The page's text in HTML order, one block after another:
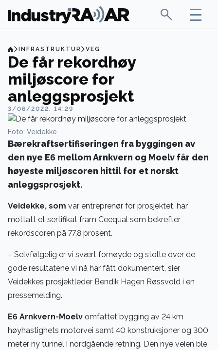
INFRASTRUKTUR VEG
De får rekordhøy
miljøscore for
anleggsprosjekt
3/06/2022, 14:29
Foto: Veidekke
Bærekraftsertifiseringen fra byggingen av
den nye E6 mellom Arnkvern og Moelv får den
høyeste miljøscoren hittil for et norskt
anleggsprosjekt.
Veidekke, som var entreprenør for prosjektet, har
mottatt et sertifikat fram Ceequal som bekrefter
rekordscoren på 77,8 prosent.
– Selvfølgelig er vi svært fornøyde og stolte over de
gode resultatene vi nå har fått dokumentert, sier
Veidekkes prosjektleder Bendik Hagen Røssvold i en
pressemelding.
E6 Arnkvern-Moelv omfattet bygging av 24 km
høyhastighets motorvei samt 40 konstruksjoner og 300
meter ny tunnel i nordgående retning. Den nye veien ble